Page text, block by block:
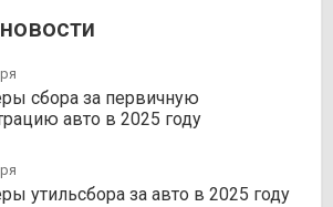
сбора за первичную
авто в 2025 году
утильсбора за авто в 2025 году